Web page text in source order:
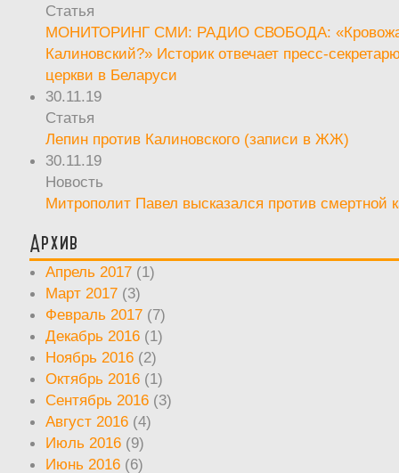
Статья
МОНИТОРИНГ СМИ: РАДИО СВОБОДА:
Калиновский?» Историк отвечает пресс-
церкви в Беларуси
30.11.19
Статья
Лепин против Калиновского (записи в ЖЖ)
30.11.19
Новость
Митрополит Павел высказался против смертной
Архив
Апрель 2017 (1)
Март 2017 (3)
Февраль 2017 (7)
Декабрь 2016 (1)
Ноябрь 2016 (2)
Октябрь 2016 (1)
Сентябрь 2016 (3)
Август 2016 (4)
Июль 2016 (9)
Июнь 2016 (6)